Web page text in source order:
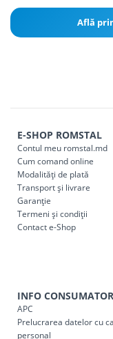
Află
E-SHOP ROMSTAL
Contul meu romstal.md
Cum comand online
Modalități de plată
Transport și livrare
Garanție
Termeni și condiții
Contact e-Shop
INFO CONSUMATOR
APC
Prelucrarea datelor cu
personal